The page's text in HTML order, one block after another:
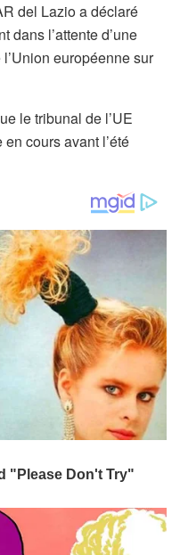
del Lazio a déclaré
dans l’attente d’une
européenne sur
le tribunal de l’UE
cours avant l’été